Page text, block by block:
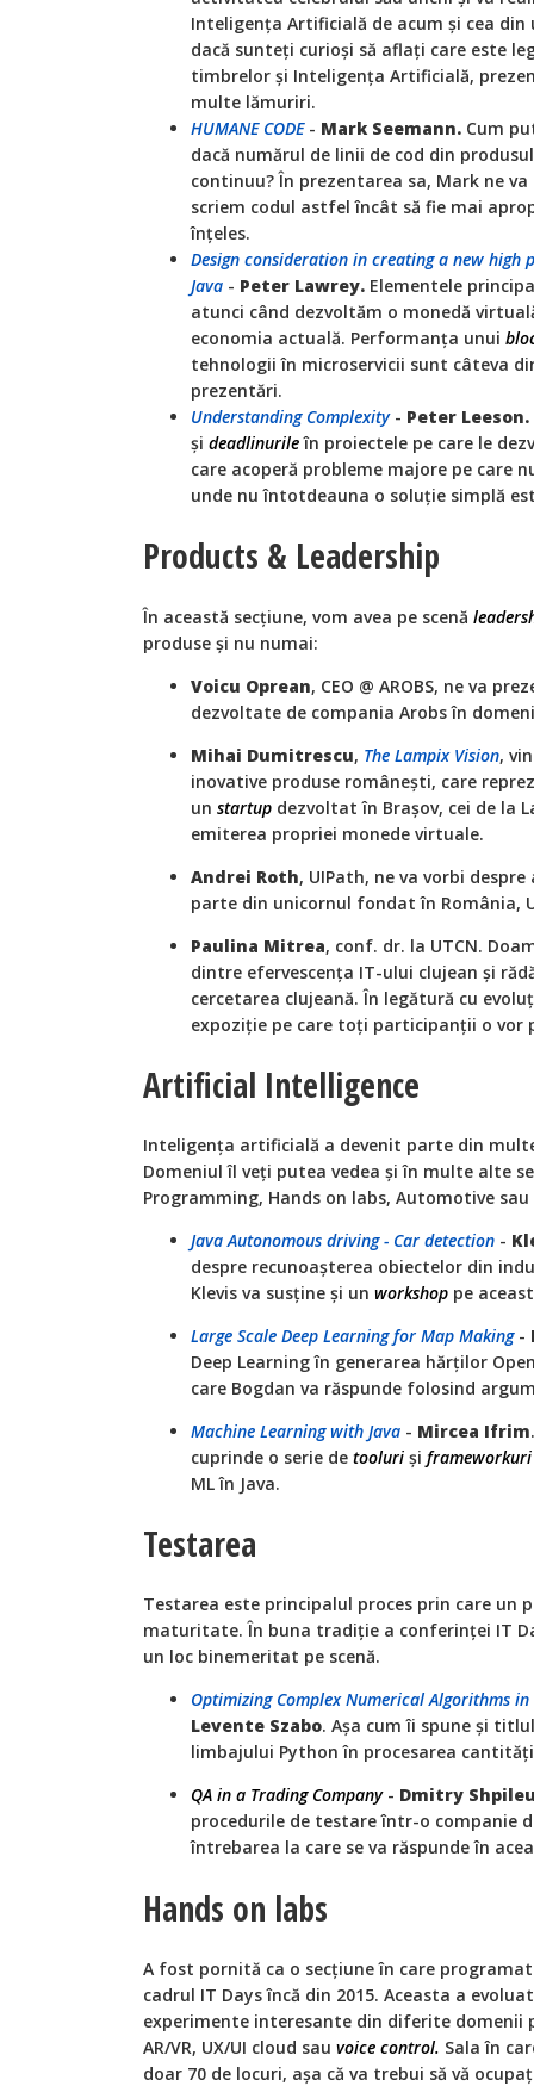
Inteligența Artificială de acum și cea din
dacă sunteți curioși să aflați care este
timbrelor și Inteligența Artificială,
multe lămuriri.
HUMANE CODE- Mark Seemann. Cum
dacă numărul de linii de cod din
continuu? În prezentarea sa, Mark ne
scriem codul astfel încât să fie mai
înțeles.
Design consideration in creating a new
Java - Peter Lawrey. Elementele
atunci când dezvoltăm o monedă
economia actuală. Performanța unui
tehnologii în microservicii sunt câteva
prezentări.
Understanding Complexity- Peter Leeson.
și deadlinurileîn proiectele pe care le
care acoperă probleme majore pe care
unde nu întotdeauna o soluție simplă
Products & Leadership
În această secțiune, vom avea pe scenă
produse și nu numai:
Voicu Oprean, CEO @ AROBS, ne va
dezvoltate de compania Arobs în
Mihai Dumitrescu, The Lampix Vision,
inovative produse românești, care
un startup dezvoltat în Brașov, cei de la
emiterea propriei monede virtuale.
Andrei Roth, UIPath, ne va vorbi
parte din unicornul fondat în România,
Paulina Mitrea, conf. dr. la UTCN.
dintre efervescența IT-ului clujean și
cercetarea clujeană. În legătură cu
expoziție pe care toți participanții o vor
Artificial Intelligence
Inteligența artificială a devenit parte din
Domeniul îl veți putea vedea și în multe alte
Programming, Hands on labs, Automotive sau
Java Autonomous driving - Car detection -
despre recunoașterea obiectelor din
Klevis va susține și un workshop pe
Large Scale Deep Learning for Map Making-
Deep Learning în generarea hărților
care Bogdan va răspunde folosind
Machine Learning with Java - Mircea Ifrim
cuprinde o serie de tooluri și frameworkuri
ML în Java.
Testarea
Testarea este principalul proces prin care un
maturitate. În buna tradiție a conferinței IT
un loc binemeritat pe scenă.
Optimizing Complex Numerical Algorithms in
Levente Szabo. Așa cum îi spune și
limbajului Python în procesarea
QA in a Trading Company- Dmitry
procedurile de testare într-o companie
întrebarea la care se va răspunde în
Hands on labs
A fost pornită ca o secțiune în care
cadrul IT Days încă din 2015. Aceasta a
experimente interesante din diferite domenii
AR/VR, UX/UI cloud sau voice control. Sala în
doar 70 de locuri, așa că va trebui să vă